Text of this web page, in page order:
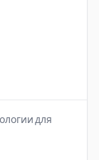
для